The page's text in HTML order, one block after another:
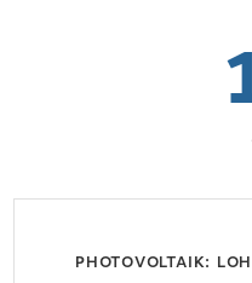
PHOTOVOLTAIK: